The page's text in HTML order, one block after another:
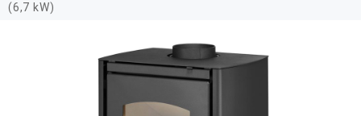
(6,7 kW)